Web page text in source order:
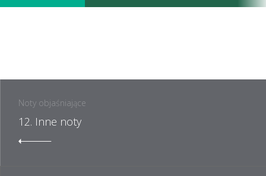
Noty objaśniające
12. Inne noty